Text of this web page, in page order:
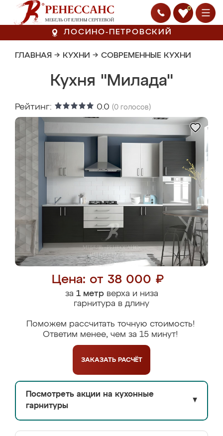
0
ЛОСИНО-ПЕТРОВСКИЙ
ГЛАВНАЯ → КУХНИ → СОВРЕМЕННЫЕ КУХНИ
Кухня "Милада"
Рейтинг: 0.0 (0 голосов)
Цена: от 38 000 ₽
за 1 метрверха и низа
гарнитура в длину
Поможем рассчитать точную стоимость!
Ответим менее, чем за 15 минут!
ЗАКАЗАТЬ РАСЧЁТ
Посмотреть акции на кухонные
гарнитуры
▼